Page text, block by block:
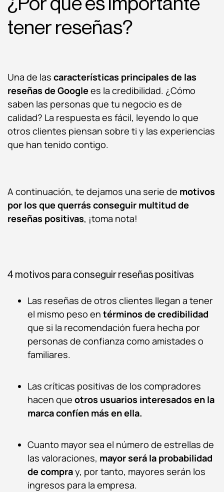
tener reseñas?
Una de las características principales de las
reseñas de Googlees la credibilidad. ¿Cómo
saben las personas que tu negocio es de
calidad? La respuesta es fácil, leyendo lo que
otros clientes piensan sobre ti y las experiencias
que han tenido contigo.
A continuación, te dejamos una serie de motivos
por los que querrás conseguir multitud de
reseñas positivas, ¡toma nota!
4 motivos para conseguir reseñas positivas
Las reseñas de otros clientes llegan a tener
el mismo peso en términos de credibilidad
que si la recomendación fuera hecha por
personas de confianza como amistades o
familiares.
Las críticas positivas de los compradores
hacen que otros usuarios interesados en la
marca confíen más en ella.
Cuanto mayor sea el número de estrellas de
las valoraciones, mayor será la probabilidad
de compray, por tanto, mayores serán los
ingresos para la empresa.